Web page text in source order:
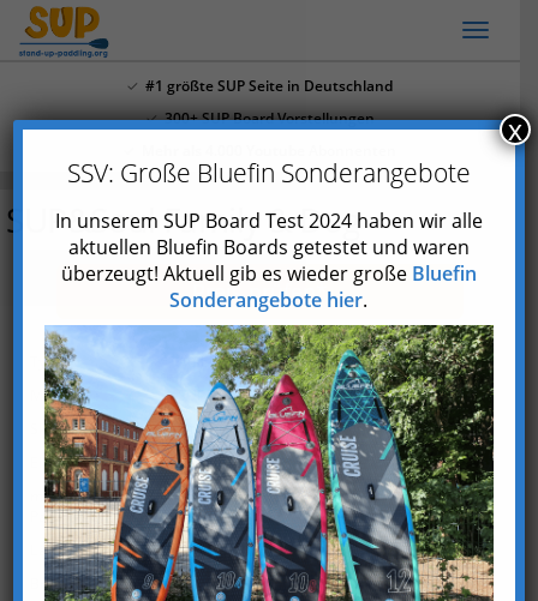
Skip
content
#1 größte SUP Seite in Deutschland
300+ SUP Board Vorstellungen
SUP&Soul Family & Dog
Preis prüfen*
Typ
Aufblasbar
Marke
SUP&Soul
Skill
Einsteiger
Einsatzgebiet
Allround
max.
Paddlergewicht
160 kg
Länge
335 cm
Breite
84 cm
SSV: Große Bluefin Sonderangebote
In unserem SUP Board Test 2024 haben wir alle
aktuellen Bluefin Boards getestet und waren
überzeugt! Aktuell gib es wieder große Bluefin
Sonderangebote hier.
x